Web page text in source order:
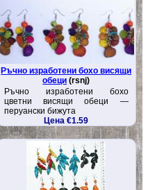
Ръчно изработени бохо висящи
обеци (rsnj)
Ръчно изработени бохо
цветни висящи обеци —
перуански бижута
Цена €1.59